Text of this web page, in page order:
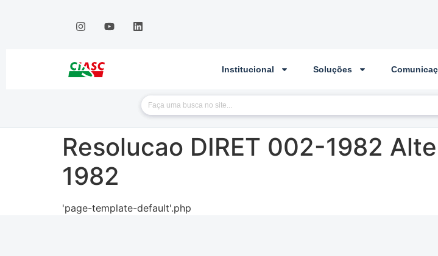
Institucional Soluções
Resolucao DIRET 002-1982
1982
'page-template-default'.php